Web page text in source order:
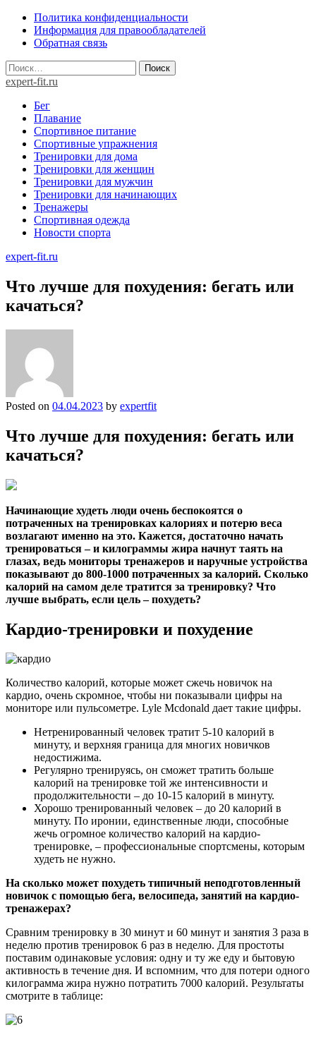
Skip
content
Политика конфиденциальности
Информация для правообладателей
Обратная связь
Найти:
expert-fit.ru
Бег
Плавание
Спортивное питание
Спортивные упражнения
Тренировки для дома
Тренировки для женщин
Тренировки для мужчин
Тренировки для начинающих
Тренажеры
Спортивная одежда
Новости спорта
expert-fit.ru
Что лучше для похудения: бегать или
качаться?
Posted on 04.04.2023 by expertfit
Что лучше для похудения: бегать или
качаться?
Начинающие худеть люди очень беспокоятся о
потраченных на тренировках калориях и потерю веса
возлагают именно на это. Кажется, достаточно начать
тренироваться – и килограммы жира начнут таять на
глазах, ведь мониторы тренажеров и наручные устройства
показывают до 800-1000 потраченных за калорий. Сколько
калорий на самом деле тратится за тренировку? Что
лучше выбрать, если цель – похудеть?
Кардио-тренировки и похудение
Количество калорий, которые может сжечь новичок на
кардио, очень скромное, чтобы ни показывали цифры на
мониторе или пульсометре. Lyle Mcdonald дает такие цифры.
Нетренированный человек тратит 5-10 калорий в
минуту, и верхняя граница для многих новичков
недостижима.
Регулярно тренируясь, он сможет тратить больше
калорий на тренировке той же интенсивности и
продолжительности – до 10-15 калорий в минуту.
Хорошо тренированный человек – до 20 калорий в
минуту. По иронии, единственные люди, способные
жечь огромное количество калорий на кардио-
тренировке, – профессиональные спортсмены, которым
худеть не нужно.
На сколько может похудеть типичный неподготовленный
новичок с помощью бега, велосипеда, занятий на кардио-
тренажерах?
Сравним тренировку в 30 минут и 60 минут и занятия 3 раза в
неделю против тренировок 6 раз в неделю. Для простоты
поставим одинаковые условия: одну и ту же еду и бытовую
активность в течение дня. И вспомним, что для потери одного
килограмма жира нужно потратить 7000 калорий. Результаты
смотрите в таблице: